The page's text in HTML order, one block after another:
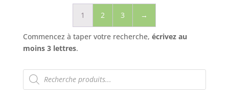
1 2 3 →
Commencez à taper votre recherche, écrivez au
moins 3 lettres.
Recherche
de
produits